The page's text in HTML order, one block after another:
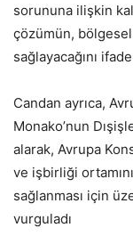
sorununa ilişkin
çözümün,
sağlayacağını
Candan ayrıca,
Monako’nun
alarak, Avrupa
ve işbirliği
sağlanması için
vurguladı